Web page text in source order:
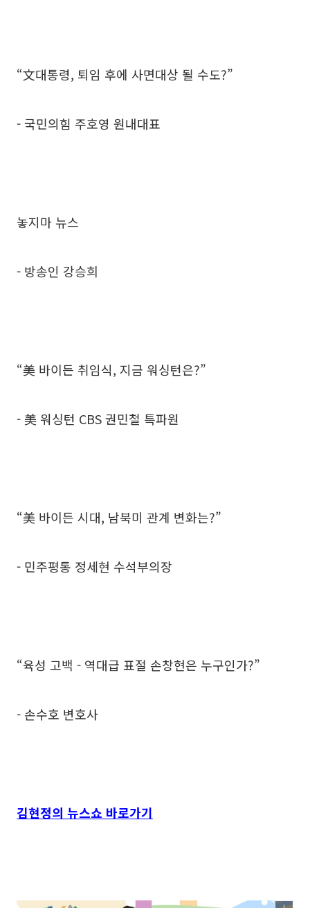
“文대통령, 퇴임 후에 사면대상 될 수도?”
- 국민의힘 주호영 원내대표
놓지마 뉴스
- 방송인 강승희
“美 바이든 취임식, 지금 워싱턴은?”
- 美 워싱턴 CBS 권민철 특파원
“美 바이든 시대, 남북미 관계 변화는?”
- 민주평통 정세현 수석부의장
“육성 고백 - 역대급 표절 손창현은 누구인가?”
- 손수호 변호사
김현정의 뉴스쇼 바로가기